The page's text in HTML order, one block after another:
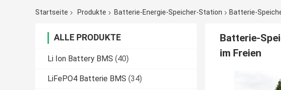
Startseite
Produkte Batterie-Energie-Speicher-Station Batterie-
ALLE PRODUKTE
Li Ion Battery BMS (40)
LiFePO4 Batterie BMS (34)
Batterie-
im Freien